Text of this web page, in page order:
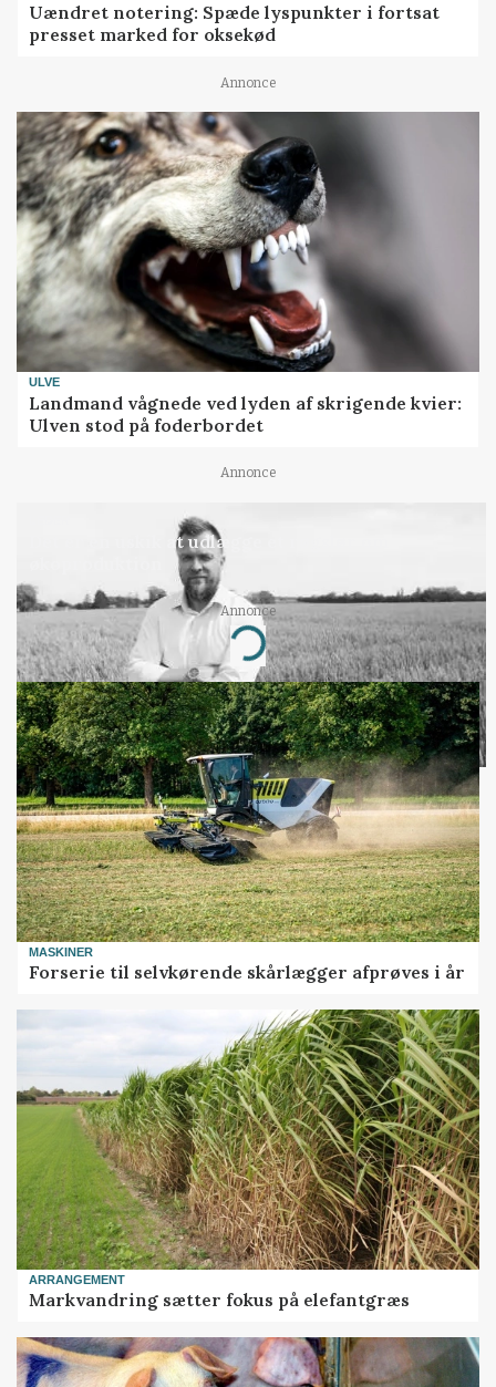
Uændret notering: Spæde lyspunkter i fortsat
presset marked for oksekød
Annonce
ULVE
Landmand vågnede ved lyden af skrigende kvier:
Ulven stod på foderbordet
Annonce
Det er en uskik at udlægge et røgslør om
Annonce
Loading...
MASKINER
Forserie til selvkørende skårlægger afprøves i år
ARRANGEMENT
Markvandring sætter fokus på elefantgræs